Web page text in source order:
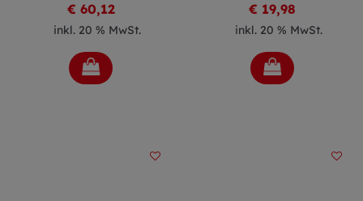
€ 60,12
inkl. 20 % MwSt.
€ 19,98
inkl. 20 % MwSt.